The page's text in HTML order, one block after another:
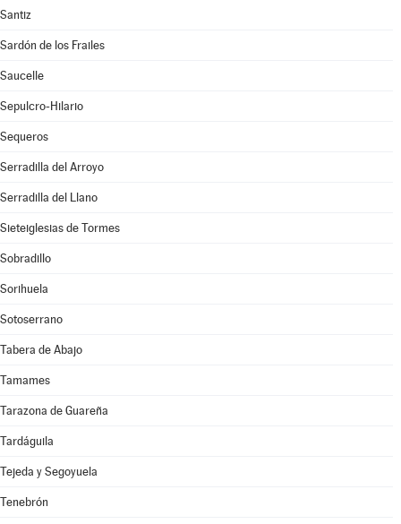
Santiz
Sardón de los Frailes
Saucelle
Sepulcro-Hilario
Sequeros
Serradilla del Arroyo
Serradilla del Llano
Sieteiglesias de Tormes
Sobradillo
Sorihuela
Sotoserrano
Tabera de Abajo
Tamames
Tarazona de Guareña
Tardáguila
Tejeda y Segoyuela
Tenebrón